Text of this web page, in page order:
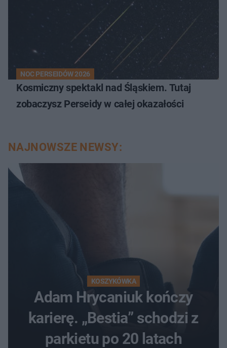
NOC PERSEIDÓW 2026
Kosmiczny spektakl nad Śląskiem. Tutaj
zobaczysz Perseidy w całej okazałości
NAJNOWSZE NEWSY:
KOSZYKÓWKA
Adam Hrycaniuk kończy
karierę. „Bestia” schodzi z
parkietu po 20 latach